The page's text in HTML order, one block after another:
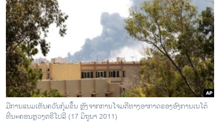
ອິດສະຫຼະພາບດ້ານການຂ່າວ
ຊີວິດຊາວລາວ
ຊຸມຊົນຊາວລາວ
ວິທະຍາສາດ-ເທັກໂນໂລຈີ
ທຸລະກິດ
ພາສາອັງກິດ
ວີດີໂອ
ມີການແນມເຫັນຄວັນກຸ້ມຂຶ້ນ ຫຼັງຈາກການໂຈມຕີທາງອາກາດຂອງອົງການເນໂຕ້
ທີ່ນະຄອນຫຼວງຕຣີໂປລີ (17 ມິຖຸນາ 2011)